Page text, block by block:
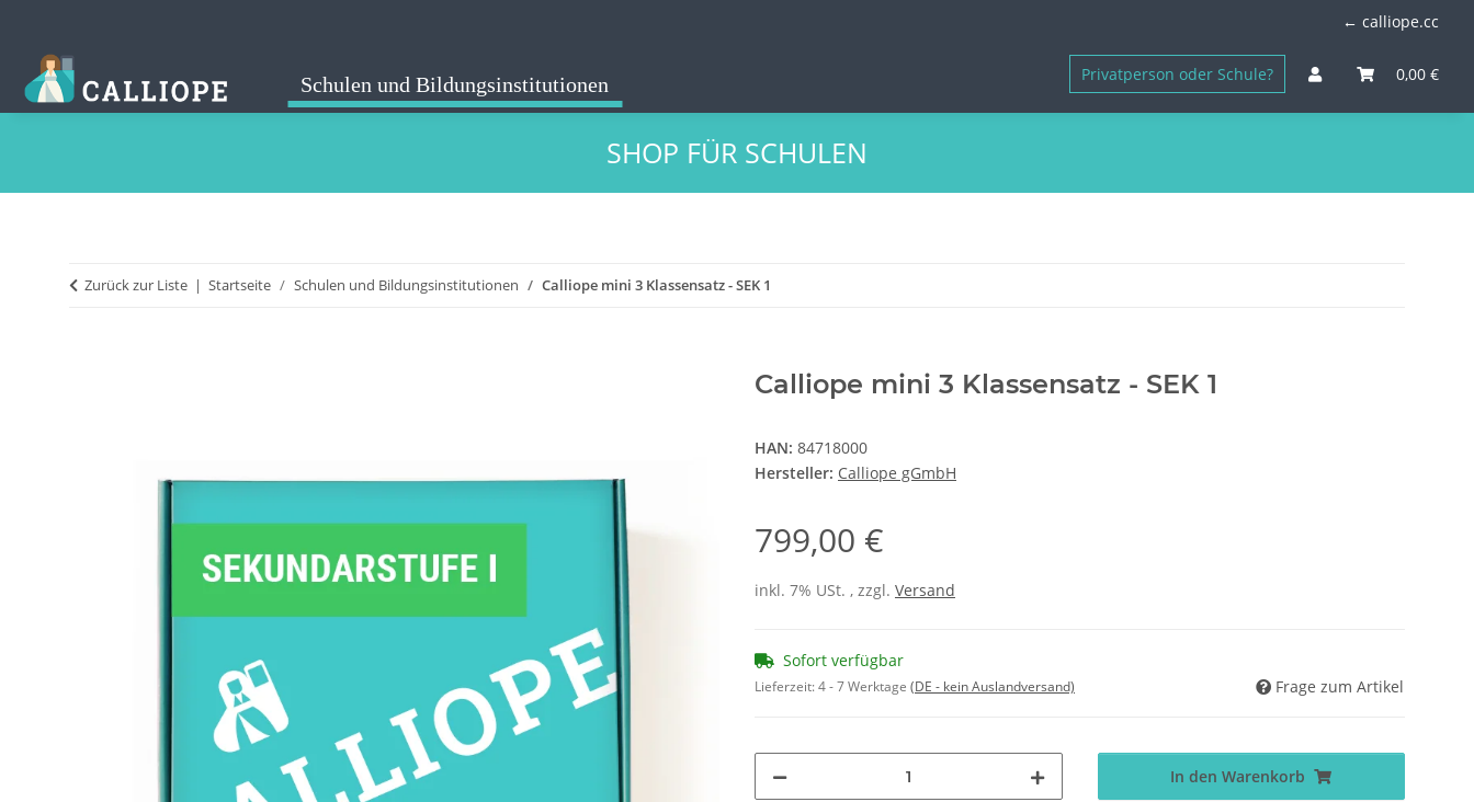
← calliope.cc
Privatperson oder Schule? 0,00 €
Schulen und Bildungsinstitutionen
SHOP FÜR SCHULEN
Zurück zur Liste Startseite Schulen und Bildungsinstitutionen Calliope mini 3 Klassensatz - SEK 1
Calliope mini 3 Klassensatz - SEK 1
HAN: 84718000
Hersteller: Calliope gGmbH
799,00 €
inkl. 7% USt. , zzgl. Versand
Sofort verfügbar
Lieferzeit:4 - 7 Werktage (DE - kein Auslandversand) Frage zum Artikel
In den Warenkorb